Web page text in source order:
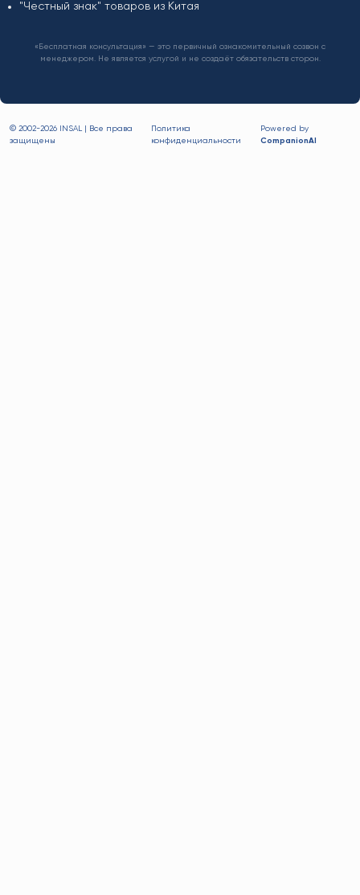
"Честный знак" товаров из Китая
«Бесплатная консультация» — это первичный ознакомительный созвон с
менеджером. Не является услугой и не создаёт обязательств сторон.
© 2002-2026 INSAL | Все права
защищены
Политика
конфиденциальности
Powered by
CompanionAI